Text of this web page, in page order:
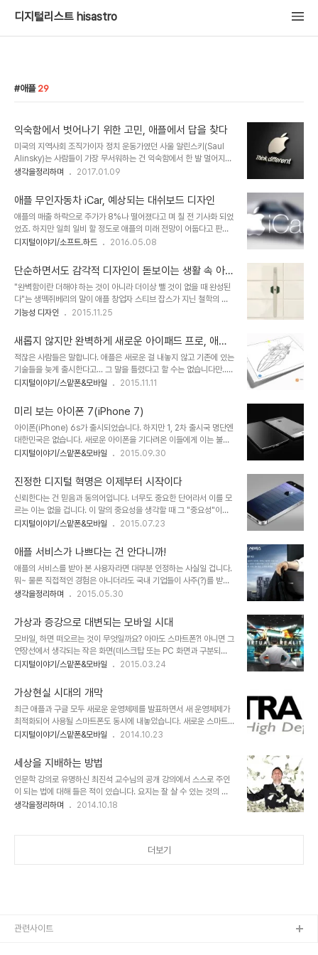
디지털리스트 hisastro
애플 29
익숙함에서 벗어나기 위한 고민, 애플에서 답을 찾다
미국의 지역사회 조직가이자 정치 운동가였던 사울 알린스키(Saul
Alinsky)는 사람들이 가장 무서워하는 건 익숙함에서 한 발 멀어지는
것이라고 했습니다. 해석에 따라 약간씩 달라지겠지만 여기서 언급된
니다. 따라서 익숙하지 않은 것에 관한 사람들의 느낌을 생각할 때 알
린스키의 말은 대부분의 사람들에게 적용될 수 있는, 그래서 너무도 정
확한 표현으로 와 닿는 아주 명쾌한 지적이라 할 수 있습니다. 그러나
조금만 깊이 생각해보면 이는 많은 사람들이 착각하는 것이기도 합니
다. 어렵다거나 무섭거나 불안한 것의 실체는 사실 그 자체의 느낌이
파악한 부류는 자본가 집단입니다...
생각을정리하며 2017.01.09
애플 무인자동차 iCar, 예상되는 대쉬보드 디자인
애플의 매출 하락으로 주가가 8%나 떨어졌다고 며 칠 전 기사화 되었
었죠. 하지만 일희 일비 할 정도로 애플의 미래 전망이 어둡다고 판단
하는 이들은 그리 많아 보이지 않습니다. 세상 일이란 게 알 수 없는 것
다고 생각되는 것이 어느 기업의 (지금은 죽었는지 살았는지 알 수 조
차 없기도 한) 총수가 말하듯 말만이 아닌 정말 초 집중하는 응집력에
있다고 저는 생각합니다. 그 응집력이란 그간 봐왔던, 핵심 제품을 중
심에 두고 제대로 연결되는 제품들 면면으로 설명될 수 있죠. 아이폰과
아이패드 그리고 맥을 중심으로 하는 하드웨어와 이를 통합하는 소프
조차 복잡하지 않다..
디지털이야기/소프트.하드 2016.05.08
단순하면서도 감각적 디자인이 돋보이는 생활 속 아이
디어
"완벽함이란 더해야 하는 것이 아니라 더이상 뺄 것이 없을 때 완성된
다"는 생떽쥐베리의 말이 애플 창업자 스티브 잡스가 지닌 철학의 배
경이었다는 이야기를 들은 적이 있습니다. 애플 제품들이 지닌 힘은 따
에서 스티브 잡스의 철학은 그저 표현하기 좋은 말 뿐만은 아니었다고
할 수 있습니다. 애플의 제품 디자인이 그러하듯 생활 속에서 늘상 고
민하는 건 불필요함 속에 벗어나지 못하는 한계입니다. 그건 한편으로
욕심이기도 합니다. 법정스님께서 주창하신 무소유까지는 아니더라도
뭐랄까.. 갖고 있긴 뭐한데, 버리기는 아깝다고 생각하는... 그러는 과
두가 길어졌는데요. 흐~애플 제품..
기능성 디자인 2015.11.25
새롭지 않지만 완벽하게 새로운 아이패드 프로, 애플
펜슬
적잖은 사람들은 말합니다. 애플은 새로운 걸 내놓지 않고 기존에 있는
기술들을 늦게 출시한다고... 그 말을 틀렸다고 할 수는 없습니다만...
제 생각은 조금 다릅니다. 애플이 새롭게 내놓는 제품의 기술들이 기존
▲ 이전 MS가 했던 그대로 출시하기 전 선보여 맛뵈기에 성공한 것으
로 보이는 MS 서피스 프로 4 그러나...이미지 출처:
www.theverge.com MS가 전통적으로 제품이 출시도 되기전에
맛보기 버전을 그럴듯하게 보여주는데 선수였다면, 애플은 있는 그대
로 보여준다는 인강이 강합니다. 그것도 출시되는 시점에 맞춰... 현존
일함이 아닐까라는 생각 마저 들게 합..
디지털이야기/스맡폰&모바일 2015.11.11
미리 보는 아이폰 7(iPhone 7)
아이폰(iPhone) 6s가 출시되었습니다. 하지만 1, 2차 출시국 명단엔
대한민국은 없습니다. 새로운 아이폰을 기다려온 이들에게 이는 불행
한 소식이 아닐 수 없습니다. 전파인증을 포함한 제품 판매에 따른 절
지 출처: www.apple.com화면 갈무리 및 일부 편집 근데, 뭐~ 하루
가 다르게 변하고 빨리 진행되는 요즘과 같은 시절에 한 두달 늦게 사
용하게 된다고 해서 그리 문제될 것도 없습니다. 그래도 좀 아쉽고 서
운함이 있는 건 어쩔 수 없겠죠. 이런 애플빠 가트니라규~! ㅎ 그 아쉬
움을 살짝 달랠 겸 준비했습니다. iPhone 7의 예상되는 새로운 디자
원인이라 할..
디지털이야기/스맡폰&모바일 2015.09.30
진정한 디지털 혁명은 이제부터 시작이다
신뢰한다는 건 믿음과 동의어입니다. 너무도 중요한 단어라서 이를 모
르는 이는 없을 겁니다. 이 말의 중요성을 생각할 때 그 "중요성"이란
그 뜻 보다 머리 속에 이처럼 각인된 단어가 또 있을까 생각될 만큼 많
니다. 신뢰한다는 것이 좋아하게 만드는 요인이 될 수는 있겠지만 신뢰
가 곧 좋아하는 것을 의미하는 것은 아닙니다. 특히 그것이 어떤 기업
을 향하는 경우라면 더더욱... 어떤 "빠" 또는 "까"라고 칭되는 최근의
세태를 비춰 마치 한 쪽에 포함되지 않으면 오히려 "따"로 취급되는 요
상한 시대라서 그것이 마치 정체성인양 호도되기도 합니다만 굳이 그
각하기도 합니다. 제가 말..
디지털이야기/스맡폰&모바일 2015.07.23
애플 서비스가 나쁘다는 건 안다니까!
애플의 서비스를 받아 본 사용자라면 대부분 인정하는 사실일 겁니다.
뭐~ 물론 직접적인 경험은 아니더라도 국내 기업들이 사주(?)를 받은
폐휴지들의 워낙 많은 배설물이 있던 까닭에 익히 알려져있기도 합니
프터서비스(After Service)라는 말... 많이들 아시겠지만 이말은 영
어가 아닙니다. 그저 우리나라에서만 통용되는 국적이 묘연한 표현일
뿐입니다. 근데, 왜 하필 애프터서비스라고 해야 했을까?? 그건 아마도
국내 초기 제조업체들의 기술 부족으로 인해 이를 무마하기 위한 수단
에 따라 사후 조치를 통해 해결하겠다는 전략(?)에 의해 만들어진 말이
제가 발생했을 때 지..
생각을정리하며 2015.05.30
가상과 증강으로 대변되는 모바일 시대
모바일, 하면 떠오르는 것이 무엇일까요? 아마도 스마트폰?! 아니면 그
연장선에서 생각되는 작은 화면(데스크탑 또는 PC 화면과 구분되
는)... 정보시대에서 사람들이 간과하지 말아야 할 것이 바로 이 부분입
다. 과학과 기술은 계속 발견되고, 발전되어 갑니다. 지금이야 기술적
인 여러 제약 조건에 따라 작은 화면일 수밖에 없는 것으로 모바일을
정의 내리고 있지만 조만간 모바일과 데스크탑의 구분은 사라질 겁니
다. 얼마 전 마이크로소프트(이하 "MS")는 Windows 10 공개 행사
에서 증강현실이 가미된 가상현실 장치 홀로렌즈(HoloLens)를 시연
기 버전을 잘 활용하는 M..
디지털이야기/스맡폰&모바일 2015.03.24
가상현실 시대의 개막
최근 애플과 구글 모두 새로운 운영체제를 발표하면서 새 운영체제가
최적화되어 사용될 스마트폰도 동시에 내놓았습니다. 새로운 스마트
폰은 다들 아시다피시 애플 아이폰6와 6플러스, 구글의 넥서스 6입
최신 사양을 자랑합니다만, VR에 관심이 집중된 요즘 제 눈에 띄는 것
은 해상도입니다. 특히 구글은 고릴라 글래스3 강화 코팅
2560×1440 화소 (491 ppi)로 VR을 즐기기 위한 기본적 조건을
갖췄습니다. 물론 UHD 해상도를 기본으로 할 향후의 스마트폰은 VR
에 좀더 최적화 되겠지만...이미지 출처:
디지털이야기/스맡폰&모바일 2014.10.23
세상을 지배하는 방법
인문학 강의로 유명하신 최진석 교수님의 공개 강의에서 스스로 주인
이 되는 법에 대해 들은 적이 있습니다. 요지는 잘 살 수 있는 것의 해
답, 그건 자기 기준을 가져야 한다는 주장이었습니다. 워낙 달변가시고
그러니까 본 포스트는 그것에 대해 나름 생각한 이유를 정리하고, 어느
생각을정리하며 2014.10.18
더보기
관련사이트